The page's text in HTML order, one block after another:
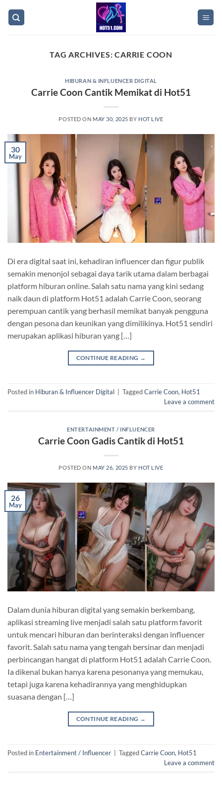
TAG ARCHIVES:CARRIE COON
HIBURAN & INFLUENCER DIGITAL
Carrie Coon Cantik Memikat di Hot51
POSTED ON MAY 30, 2025 BY HOT LIVE
30
May
Di era digital saat ini, kehadiran influencer dan figur publik
semakin menonjol sebagai daya tarik utama dalam berbagai
platform hiburan online. Salah satu nama yang kini sedang
naik daun di platform Hot51 adalah Carrie Coon, seorang
perempuan cantik yang berhasil memikat banyak pengguna
dengan pesona dan keunikan yang dimilikinya. Hot51 sendiri
merupakan aplikasi hiburan yang […]
CONTINUE READING →
Posted in Hiburan & Influencer Digital TaggedCarrie Coon, Hot51
Leave a comment
ENTERTAINMENT / INFLUENCER
Carrie Coon Gadis Cantik di Hot51
POSTED ON MAY 26, 2025 BY HOT LIVE
26
May
Dalam dunia hiburan digital yang semakin berkembang,
aplikasi streaming live menjadi salah satu platform favorit
untuk mencari hiburan dan berinteraksi dengan influencer
favorit. Salah satu nama yang tengah bersinar dan menjadi
perbincangan hangat di platform Hot51 adalah Carrie Coon.
Ia dikenal bukan hanya karena pesonanya yang memukau,
tetapi juga karena kehadirannya yang menghidupkan
suasana dengan […]
CONTINUE READING →
Posted in Entertainment / Influencer TaggedCarrie Coon, Hot51
Leave a comment